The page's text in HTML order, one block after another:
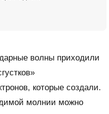
волны приходили
которые создали.
молнии можно